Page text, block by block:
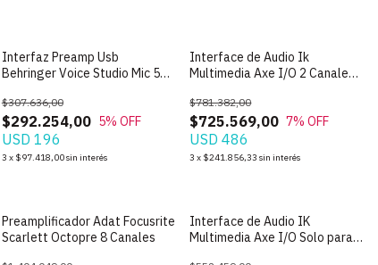
Interfaz Preamp Usb
Behringer Voice Studio Mic 500
$292.254,00
$307.636,00
5% OFF
USD 196
3 x $97.418,00sin interés
Interface de Audio Ik
Multimedia Axe I/O 2 Canales
$725.569,00
$781.382,00
7% OFF
USD 486
3 x $241.856,33 sin interés
Preamplificador Adat Focusrite
Scarlett Octopre 8 Canales
Interface de Audio IK
Multimedia Axe I/O Solo para